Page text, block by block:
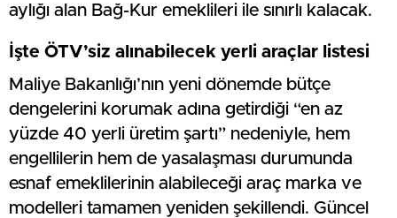
aylığı alan Bağ-Kur emeklileri ile sınırlı kalacak.
İşte ÖTV’siz alınabilecek yerli araçlar listesi
Maliye Bakanlığı’nın yeni dönemde bütçe
dengelerini korumak adına getirdiği “en az
yüzde 40 yerli üretim şartı” nedeniyle, hem
engellilerin hem de yasalaşması durumunda
esnaf emeklilerinin alabileceği araç marka ve
modelleri tamamen yeniden şekillendi. Güncel